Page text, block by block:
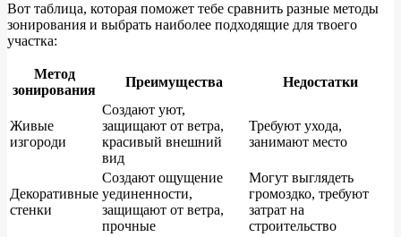
Вот таблица, которая поможет тебе сравнить разные методы
зонирования и выбрать наиболее подходящие для твоего
участка:
Метод
зонирования
Преимущества Недостатки
Живые
изгороди
Создают уют,
защищают от ветра,
красивый внешний
вид
Требуют ухода,
занимают место
Декоративные
стенки
Создают ощущение
уединенности,
защищают от ветра,
прочные
Могут выглядеть
громоздко, требуют
затрат на
строительство